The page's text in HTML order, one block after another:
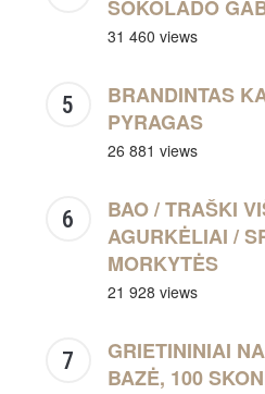
ŠOKOLADO
31 460 views
BRANDINTAS
PYRAGAS
26 881 views
BAO / TRAŠKI
AGURKĖLIAI /
MORKYTĖS
21 928 views
GRIETININIAI
BAZĖ, 100